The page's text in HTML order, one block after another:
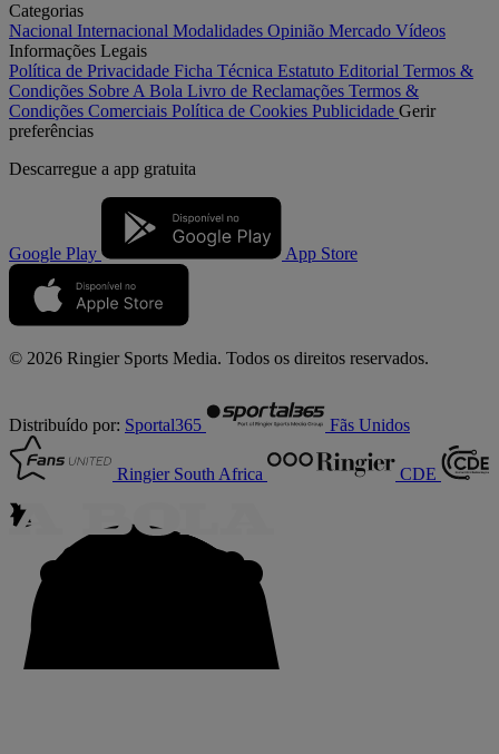
Categorias
Nacional Internacional Modalidades Opinião Mercado Vídeos
Informações Legais
Política de Privacidade Ficha Técnica Estatuto Editorial Termos &
Condições Sobre A Bola Livro de Reclamações Termos &
Condições Comerciais Política de Cookies Publicidade Gerir
preferências
Descarregue a app gratuita
Google Play App Store
© 2026 Ringier Sports Media. Todos os direitos reservados.
Distribuído por: Sportal365 Fãs Unidos
Ringier South Africa CDE